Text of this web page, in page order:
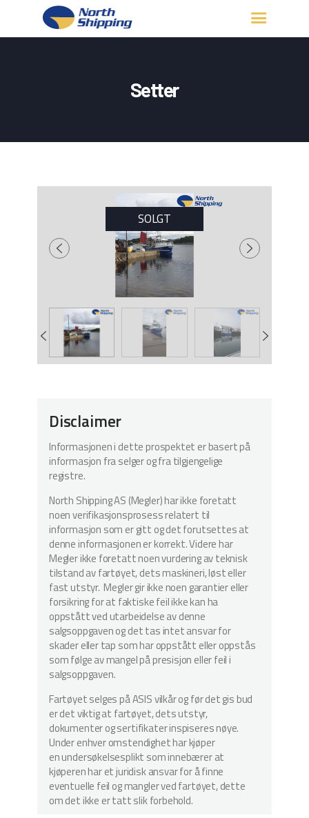
Setter
KONTAKT OSS
SOLGT
Disclaimer
Informasjonen i dette prospektet er basert på
informasjon fra selger og fra tilgjengelige
registre.
North Shipping AS (Megler) har ikke foretatt
noen verifikasjonsprosess relatert til
informasjon som er gitt og det forutsettes at
denne informasjonen er korrekt. Videre har
Megler ikke foretatt noen vurdering av teknisk
tilstand av fartøyet, dets maskineri, løst eller
fast utstyr. Megler gir ikke noen garantier eller
forsikring for at faktiske feil ikke kan ha
oppstått ved utarbeidelse av denne
salgsoppgaven og det tas intet ansvar for
skader eller tap som har oppstått eller oppstås
som følge av mangel på presisjon eller feil i
salgsoppgaven.
Fartøyet selges på ASIS vilkår og før det gis bud
er det viktig at fartøyet, dets utstyr,
dokumenter og sertifikater inspiseres nøye.
Under enhver omstendighet har kjøper
en undersøkelsesplikt som innebærer at
kjøperen har et juridisk ansvar for å finne
eventuelle feil og mangler ved fartøyet, dette
om det ikke er tatt slik forbehold.